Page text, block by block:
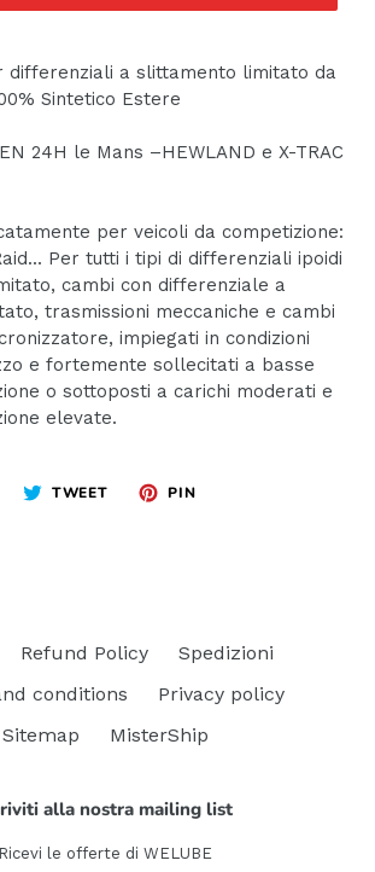
differenziali a slittamento limitato da
Sintetico Estere
24H le Mans –HEWLAND e X-TRAC
per veicoli da competizione:
Per tutti i tipi di differenziali ipoidi
cambi con differenziale a
trasmissioni meccaniche e cambi
impiegati in condizioni
e fortemente sollecitati a basse
o sottoposti a carichi moderati e
elevate.
CONDIVIDITWEET TWITTAPIN
Refund Policy
Spedizioni
conditions
Privacy policy
Sitemap
MisterShip
alla nostra mailing list
Ricevi le offerte di WELUBE